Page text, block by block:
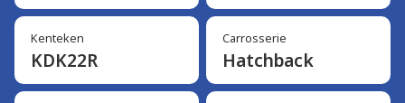
Kenteken
KDK22R
Carrosserie
Hatchback